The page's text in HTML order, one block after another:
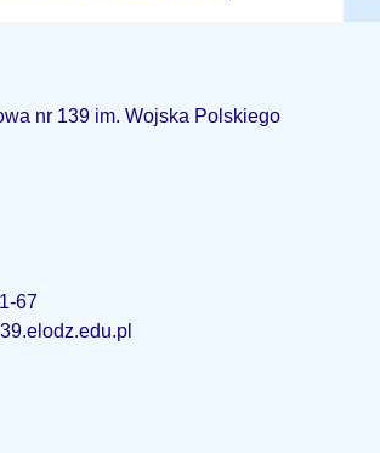
nr 139 im. Wojska Polskiego
67